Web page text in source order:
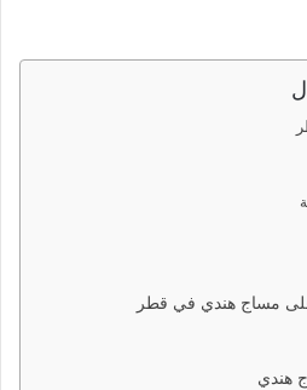
ب
ر
ك
على مساج هندي في قطر
هندي